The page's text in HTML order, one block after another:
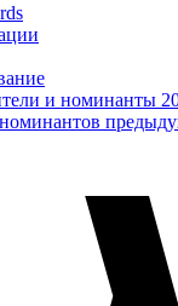
и номинанты